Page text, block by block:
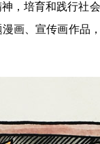
，培育和践行社
画、宣传画作品